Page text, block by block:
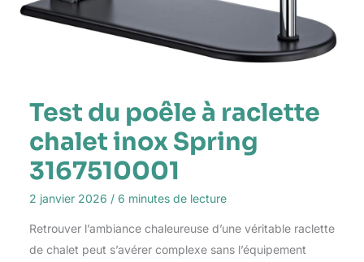
Test du poêle à raclette
chalet inox Spring
3167510001
2 janvier 2026 / 6 minutes de lecture
Retrouver l’ambiance chaleureuse d’une véritable raclette
de chalet peut s’avérer complexe sans l’équipement